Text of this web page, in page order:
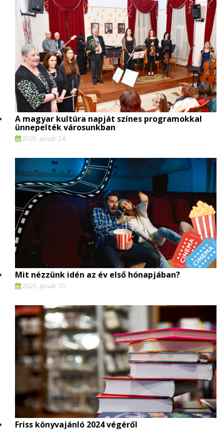
A magyar kultúra napját színes programokkal
ünnepelték városunkban
2025. január 24.
Mit nézzünk idén az év első hónapjában?
2025. január 10.
Friss könyvajánló 2024 végéről